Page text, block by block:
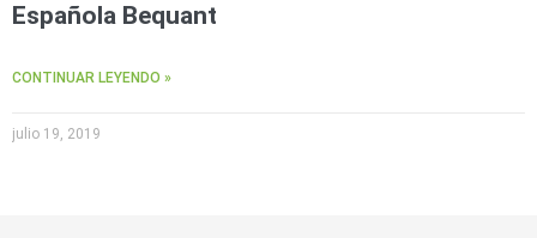
Española Bequant
CONTINUAR LEYENDO »
julio 19, 2019